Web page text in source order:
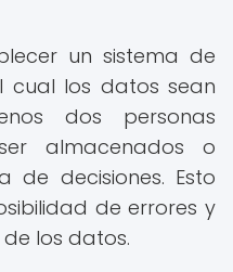
un sistema de
cual los datos sean
dos personas
almacenados o
decisiones. Esto
de errores y
los datos.